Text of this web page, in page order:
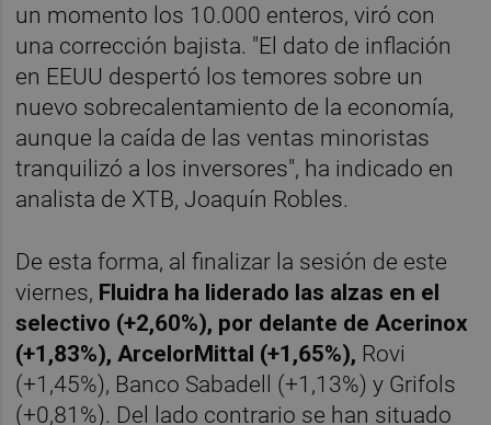
un momento los 10.000 enteros, viró con
una corrección bajista. "El dato de inflación
en EEUU despertó los temores sobre un
nuevo sobrecalentamiento de la economía,
aunque la caída de las ventas minoristas
tranquilizó a los inversores", ha indicado en
analista de XTB, Joaquín Robles.
De esta forma, al finalizar la sesión de este
viernes, Fluidra ha liderado las alzas en el
selectivo (+2,60%), por delante de Acerinox
(+1,83%), ArcelorMittal (+1,65%), Rovi
(+1,45%), Banco Sabadell (+1,13%) y Grifols
(+0,81%). Del lado contrario se han situado